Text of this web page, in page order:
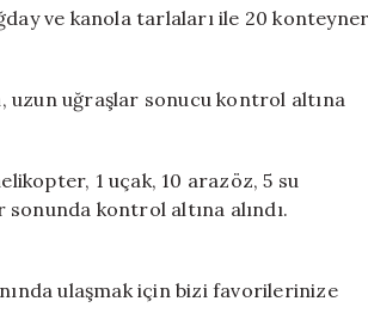
için
ve kanola tarlaları ile 20
uzun uğraşlar sonucu kontrol altına
1 uçak, 10 arazöz, 5 su
kontrol altına alındı.
ulaşmak için bizi favorilerinize